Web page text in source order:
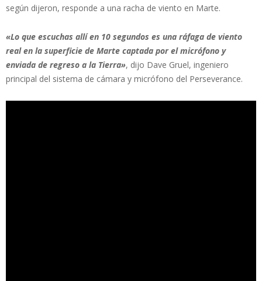
según dijeron, responde a una racha de viento en Marte.
«Lo que escuchas allí en 10 segundos es una ráfaga de viento
real en la superficie de Marte captada por el micrófono y
enviada de regreso a la Tierra», dijo Dave Gruel, ingeniero
principal del sistema de cámara y micrófono del Perseverance.